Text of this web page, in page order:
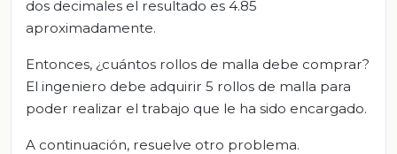
dos decimales el resultado es 4.85
aproximadamente.
Entonces, ¿cuántos rollos de malla debe comprar?
El ingeniero debe adquirir 5 rollos de malla para
poder realizar el trabajo que le ha sido encargado.
A continuación, resuelve otro problema.